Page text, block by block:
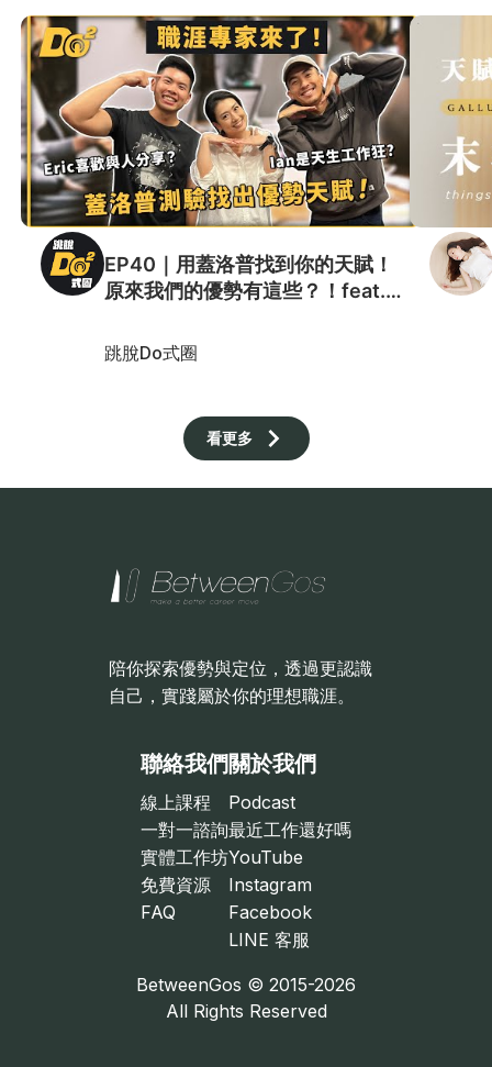
EP40｜用蓋洛普找到你的天賦！
原來我們的優勢有這些？！feat.
跳脫Do式圈
看更多
陪你探索優勢與定位，透過更認識
自己，實踐屬於你的理想職涯。
聯絡我們
線上課程
一對一諮詢
實體工作坊
免費資源
FAQ
關於我們
Podcast
最近工作還好嗎
YouTube
Instagram
Facebook
LINE 客服
BetweenGos © 2015-2026
All Rights Reserved